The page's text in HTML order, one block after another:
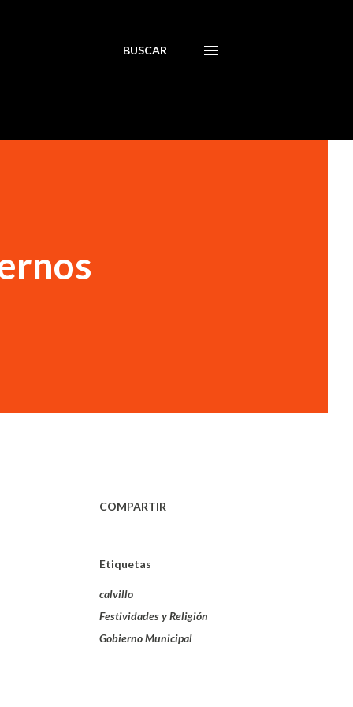
BUSCAR
COMPARTIR
Etiquetas
calvillo
Festividades y Religión
Gobierno Municipal